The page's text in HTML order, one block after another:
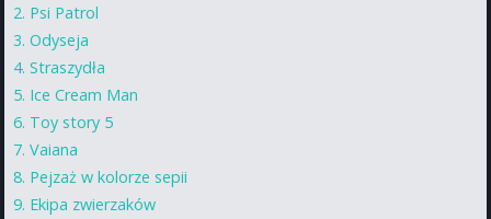
Psi Patrol
Odyseja
Straszydła
Ice Cream Man
Toy story 5
Vaiana
Pejzaż w kolorze sepii
Ekipa zwierzaków